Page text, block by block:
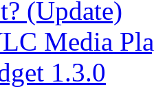
(Update)
Media
1.3.0